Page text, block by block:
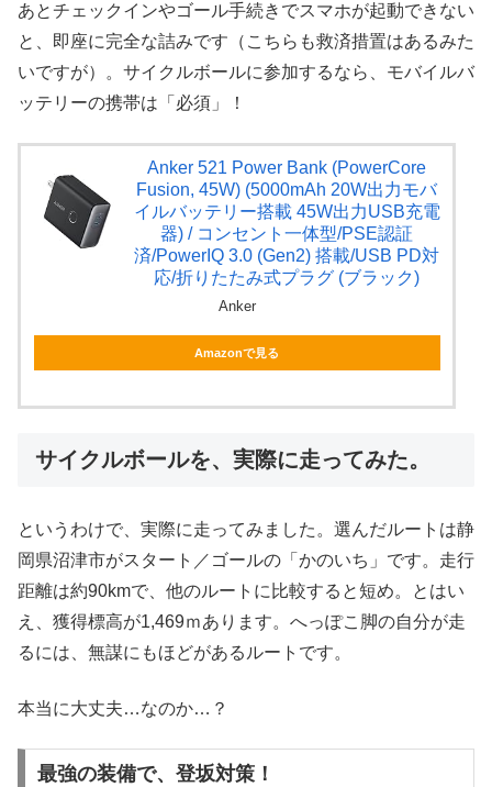
あとチェックインやゴール手続きでスマホが起動できない
と、即座に完全な詰みです（こちらも救済措置はあるみた
いですが）。サイクルボールに参加するなら、モバイルバ
ッテリーの携帯は「必須」！
Anker 521 Power Bank (PowerCore
Fusion, 45W) (5000mAh 20W出力モバ
イルバッテリー搭載 45W出力USB充電
器) / コンセント一体型/PSE認証
済/PowerIQ 3.0 (Gen2) 搭載/USB PD対
応/折りたたみ式プラグ (ブラック)
Anker
Amazonで見る
サイクルボールを、実際に走ってみた。
というわけで、実際に走ってみました。選んだルートは静
岡県沼津市がスタート／ゴールの「かのいち」です。走行
距離は約90kmで、他のルートに比較すると短め。とはい
え、獲得標高が1,469ｍあります。へっぽこ脚の自分が走
るには、無謀にもほどがあるルートです。
本当に大丈夫…なのか…？
最強の装備で、登坂対策！